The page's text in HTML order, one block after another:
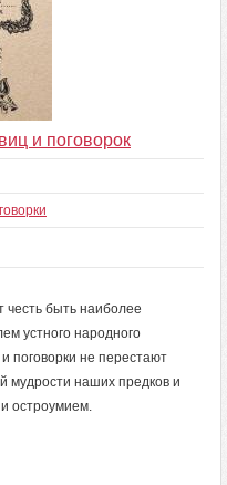
и поговорок
быть наиболее
устного народного
поговорки не перестают
мудрости наших предков и
остроумием.